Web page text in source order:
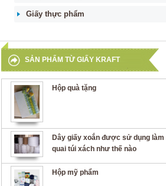
Giấy thực phẩm
SẢN PHẨM TỪ GIẤY KRAFT
Hộp quà tặng
Dây giấy xoắn được sử dụng làm
quai túi xách như thế nào
Hộp mỹ phẩm